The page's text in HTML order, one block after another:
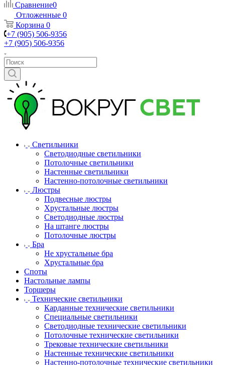
Сравнение0
Отложенные 0
Корзина 0
+7 (905) 506-9356
+7 (905) 506-9356
Светильники
Светодиодные светильники
Потолочные светильники
Настенные светильники
Настенно-потолочные светильники
Люстры
Подвесные люстры
Хрустальные люстры
Светодиодные люстры
На штанге люстры
Потолочные люстры
Бра
Не хрустальные бра
Хрустальные бра
Споты
Настольные лампы
Торшеры
Технические светильники
Карданные технические светильники
Специальные светильники
Светодиодные технические светильники
Потолочные технические светильники
Трековые технические светильники
Настенные технические светильники
Настенно-потолочные технические светильники